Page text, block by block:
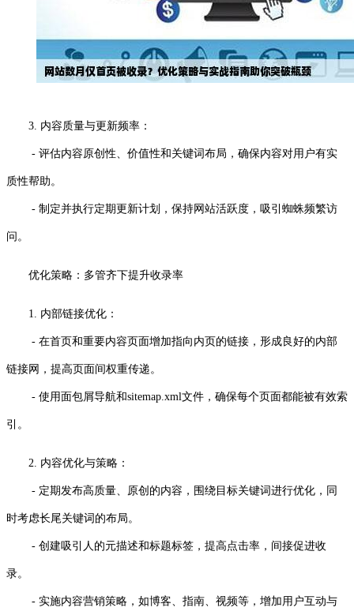
3. 内容质量与更新频率：
- 评估内容原创性、价值性和关键词布局，确保内容对用户有实
质性帮助。
- 制定并执行定期更新计划，保持网站活跃度，吸引蜘蛛频繁访
问。
优化策略：多管齐下提升收录率
1. 内部链接优化：
- 在首页和重要内容页面增加指向内页的链接，形成良好的内部
链接网，提高页面间权重传递。
- 使用面包屑导航和sitemap.xml文件，确保每个页面都能被有效索
引。
2. 内容优化与策略：
- 定期发布高质量、原创的内容，围绕目标关键词进行优化，同
时考虑长尾关键词的布局。
- 创建吸引人的元描述和标题标签，提高点击率，间接促进收
录。
- 实施内容营销策略，如博客、指南、视频等，增加用户互动与